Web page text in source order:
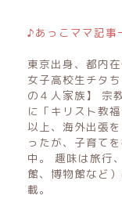
♪あっこママ記事
東京出身、都内
女子高校生チタ
の４人家族】 宗
に「キリスト教
以上、海外出張
ったが、子育て
中。 趣味は旅行
館、博物館など
載。